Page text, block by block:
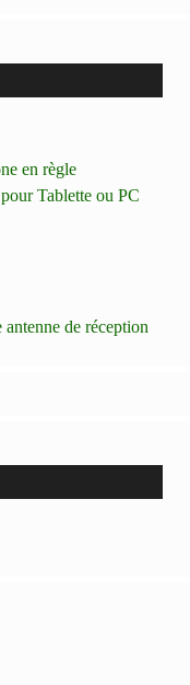
en règle
Tablette ou PC
de réception